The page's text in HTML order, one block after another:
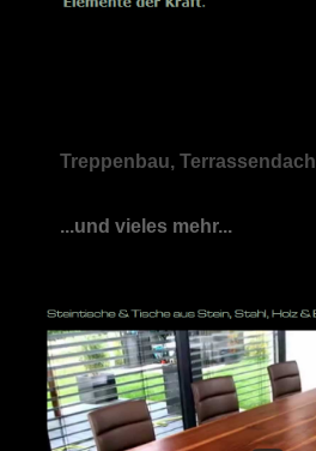
Treppenbau, Terrassendach
...und vieles mehr...